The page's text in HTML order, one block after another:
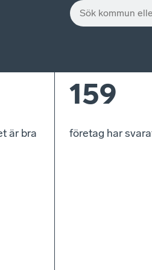
är bra
159
företag har